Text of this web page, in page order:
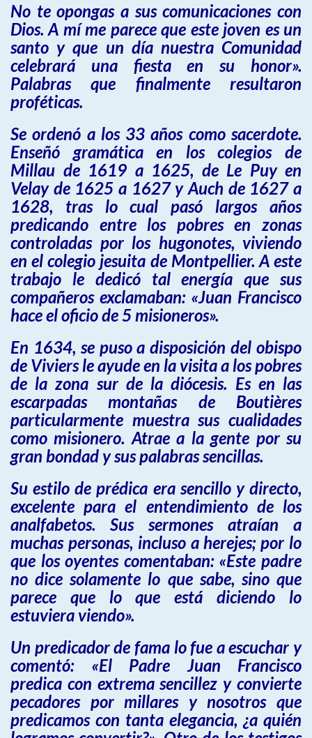
No te opongas a sus comunicaciones con
Dios. A mí me parece que este joven es un
santo y que un día nuestra Comunidad
celebrará una fiesta en su honor».
Palabras que finalmente resultaron
proféticas.
Se ordenó a los 33 años como sacerdote.
Enseñó gramática en los colegios de
Millau de 1619 a 1625, de Le Puy en
Velay de 1625 a 1627 y Auch de 1627 a
1628, tras lo cual pasó largos años
predicando entre los pobres en zonas
controladas por los hugonotes, viviendo
en el colegio jesuita de Montpellier. A este
trabajo le dedicó tal energía que sus
compañeros exclamaban: «Juan Francisco
hace el oficio de 5 misioneros».
En 1634, se puso a disposición del obispo
de Viviers le ayude en la visita a los pobres
de la zona sur de la diócesis. Es en las
escarpadas montañas de Boutières
particularmente muestra sus cualidades
como misionero. Atrae a la gente por su
gran bondad y sus palabras sencillas.
Su estilo de prédica era sencillo y directo,
excelente para el entendimiento de los
analfabetos. Sus sermones atraían a
muchas personas, incluso a herejes; por lo
que los oyentes comentaban: «Este padre
no dice solamente lo que sabe, sino que
parece que lo que está diciendo lo
estuviera viendo».
Un predicador de fama lo fue a escuchar y
comentó: «El Padre Juan Francisco
predica con extrema sencillez y convierte
pecadores por millares y nosotros que
predicamos con tanta elegancia, ¿a quién